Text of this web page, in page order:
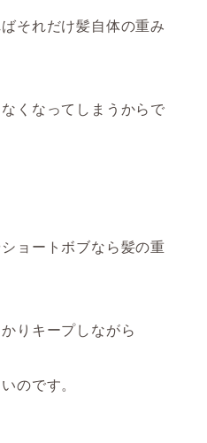
それだけ髪自体の重み
くなってしまう からで
ョートボブなら髪の重
りキープしながら
のです。